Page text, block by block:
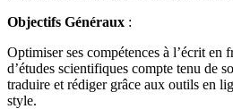
Objectifs Généraux :
Optimiser ses compétences à l’écrit en
d’études scientifiques compte tenu de
traduire et rédiger grâce aux outils en
style.